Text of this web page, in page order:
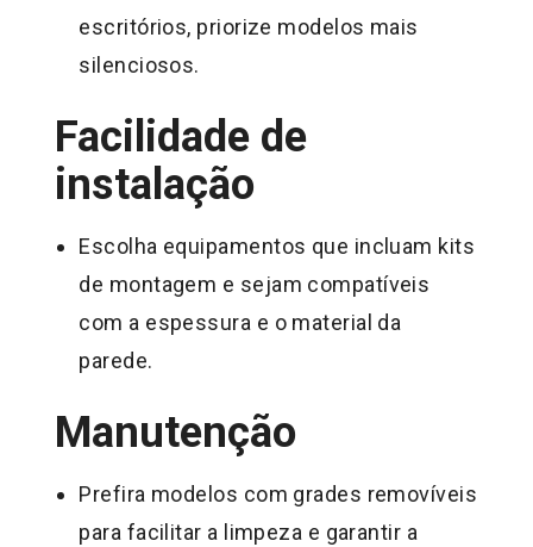
escritórios, priorize modelos mais
silenciosos.
Facilidade de
instalação
Escolha equipamentos que incluam kits
de montagem e sejam compatíveis
com a espessura e o material da
parede.
Manutenção
Prefira modelos com grades removíveis
para facilitar a limpeza e garantir a